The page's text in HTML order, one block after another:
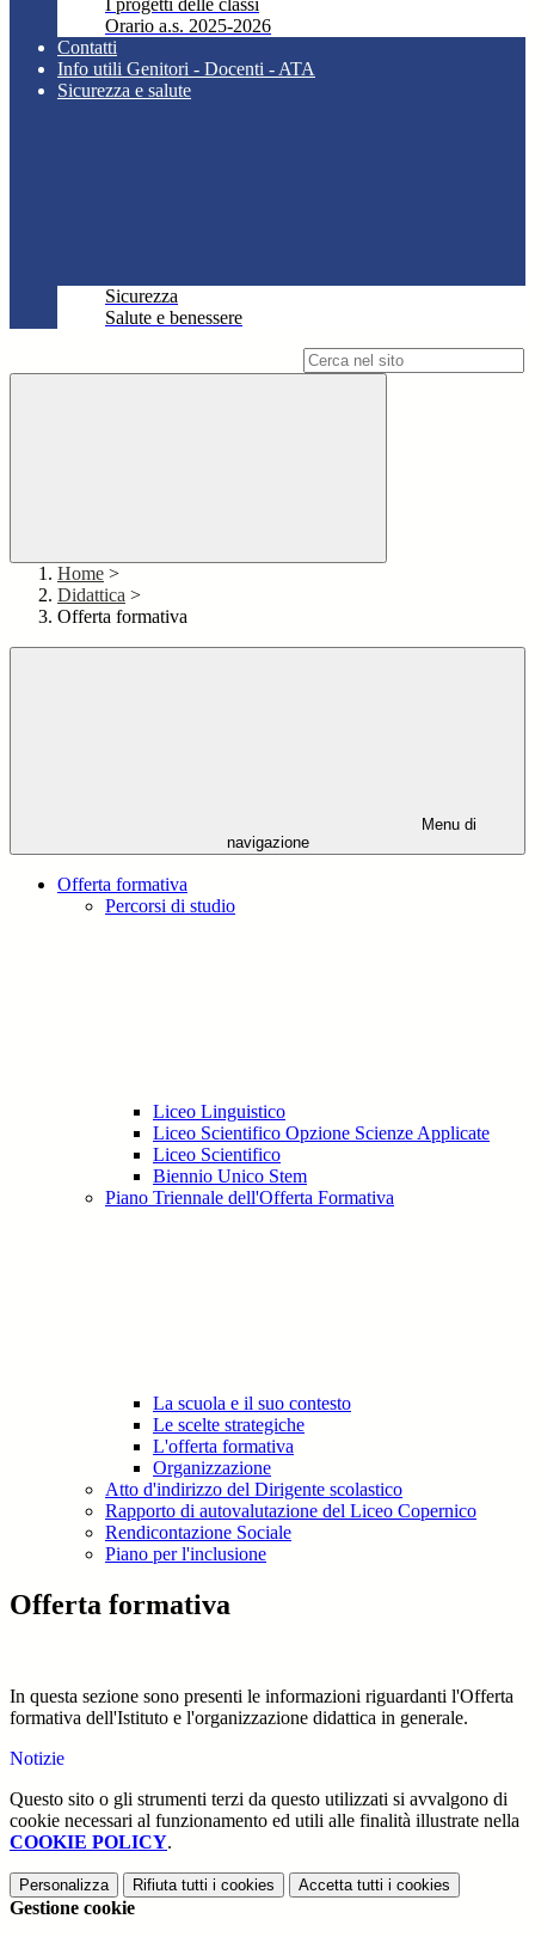
I progetti delle classi
Orario a.s. 2025-2026
Contatti
Info utili Genitori - Docenti - ATA
Sicurezza e salute
Sicurezza
Salute e benessere
Home >
Didattica >
Offerta formativa
Menu di
navigazione
Offerta formativa
Percorsi di studio
Liceo Linguistico
Liceo Scientifico Opzione Scienze Applicate
Liceo Scientifico
Biennio Unico Stem
Piano Triennale dell'Offerta Formativa
La scuola e il suo contesto
Le scelte strategiche
L'offerta formativa
Organizzazione
Atto d'indirizzo del Dirigente scolastico
Rapporto di autovalutazione del Liceo Copernico
Rendicontazione Sociale
Piano per l'inclusione
Offerta formativa
In questa sezione sono presenti le informazioni riguardanti l'Offerta
formativa dell'Istituto e l'organizzazione didattica in generale.
Notizie
Questo sito o gli strumenti terzi da questo utilizzati si avvalgono di
cookie necessari al funzionamento ed utili alle finalità illustrate nella
COOKIE POLICY.
Personalizza Rifiuta tutti i cookies Accetta tutti i cookies
Gestione cookie